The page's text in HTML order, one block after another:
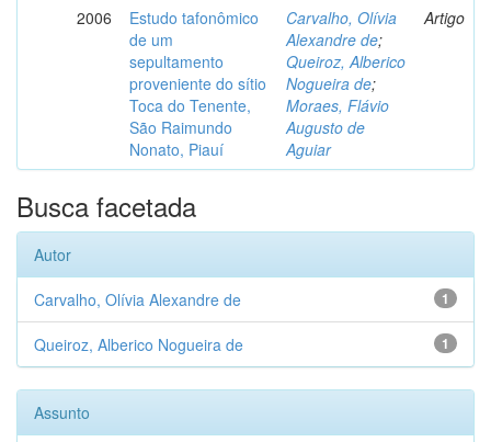
2006
Estudo tafonômico
de um
sepultamento
proveniente do sítio
Toca do Tenente,
São Raimundo
Nonato, Piauí
Carvalho, Olívia
Alexandre de;
Queiroz, Alberico
Nogueira de;
Moraes, Flávio
Augusto de
Aguiar
Artigo
Busca facetada
Autor
1
Carvalho, Olívia Alexandre de
1
Queiroz, Alberico Nogueira de
Assunto